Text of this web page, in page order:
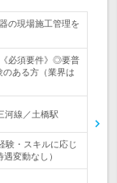
の現場施工管理を
《必須要件》◎要普
ある方（業界は
河線／土橋駅
験・スキルに応じ
変動なし）